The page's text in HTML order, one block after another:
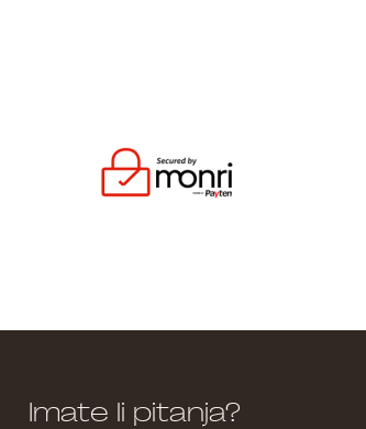
Imate li pitanja?